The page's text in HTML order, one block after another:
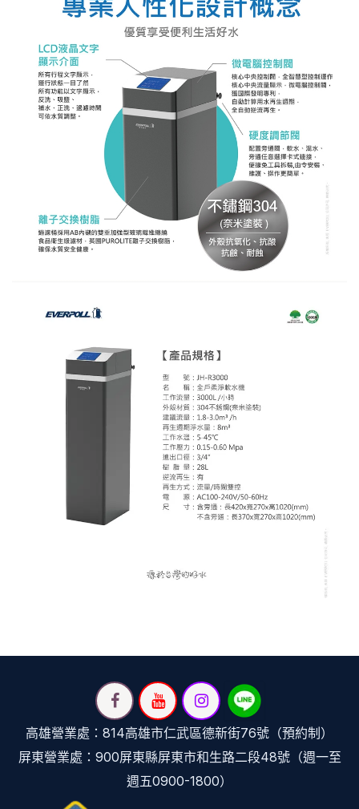
高雄營業處：814高雄市仁武區德新街76號（預約制）
屏東營業處：900屏東縣屏東市和生路二段48號（週一至
週五0900-1800）